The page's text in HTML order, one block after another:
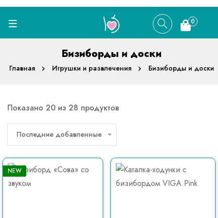
0
Бизиборды и доски
Главная Игрушки и развлечения Бизиборды и доски
Показано 20 из 28 продуктов
Последние добавленные
NEW